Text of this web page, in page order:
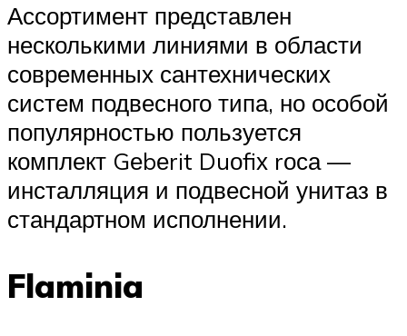
Ассортимент представлен
несколькими линиями в области
современных сантехнических
систем подвесного типа, но особой
популярностью пользуется
комплект Gеbеrit Duоfiх rоса —
инсталляция и подвесной унитаз в
стандартном исполнении.
Flaminia